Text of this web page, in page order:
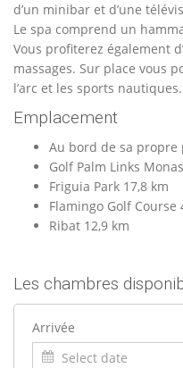
d’un minibar et d’une
Le spa comprend un
Vous profiterez également
massages. Sur place vous
l’arc et les sports nautiques.
Emplacement
Au bord de sa propre
Golf Palm Links
Friguia Park 17,8 km
Flamingo Golf Course
Ribat 12,9 km
Les chambres
Arrivée